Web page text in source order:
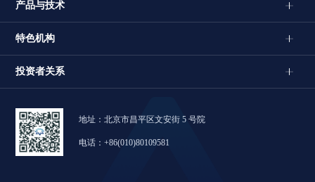
产品与技术
特色机构
投资者关系
地址：北京市昌平区文安街 5 号院
电话：+86(010)80109581